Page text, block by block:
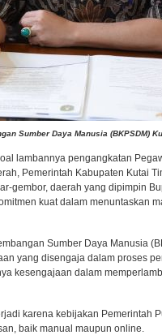
Sumber Daya Manusia (BKPSDM)
lambannya pengangkatan
Pemerintah Kabupaten Kutai
gembor, daerah yang dipimpin
kuat dalam menuntaskan
Sumber Daya Manusia
yang disengaja dalam proses
kesengajaan dalam
karena kebijakan Pemerintah
baik manual maupun online.